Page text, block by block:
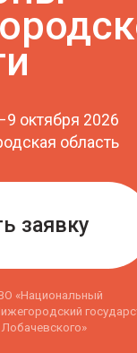
государственный
2026